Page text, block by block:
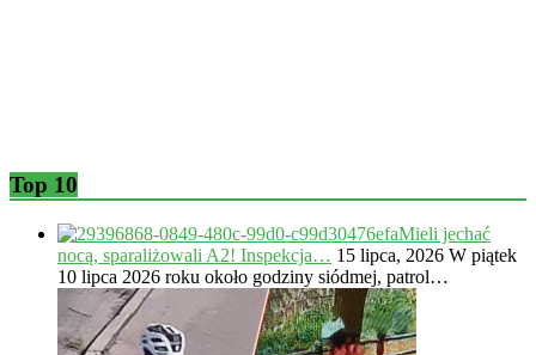
Top 10
Mieli jechać
nocą, sparaliżowali A2! Inspekcja… 15 lipca, 2026 W piątek
10 lipca 2026 roku około godziny siódmej, patrol…